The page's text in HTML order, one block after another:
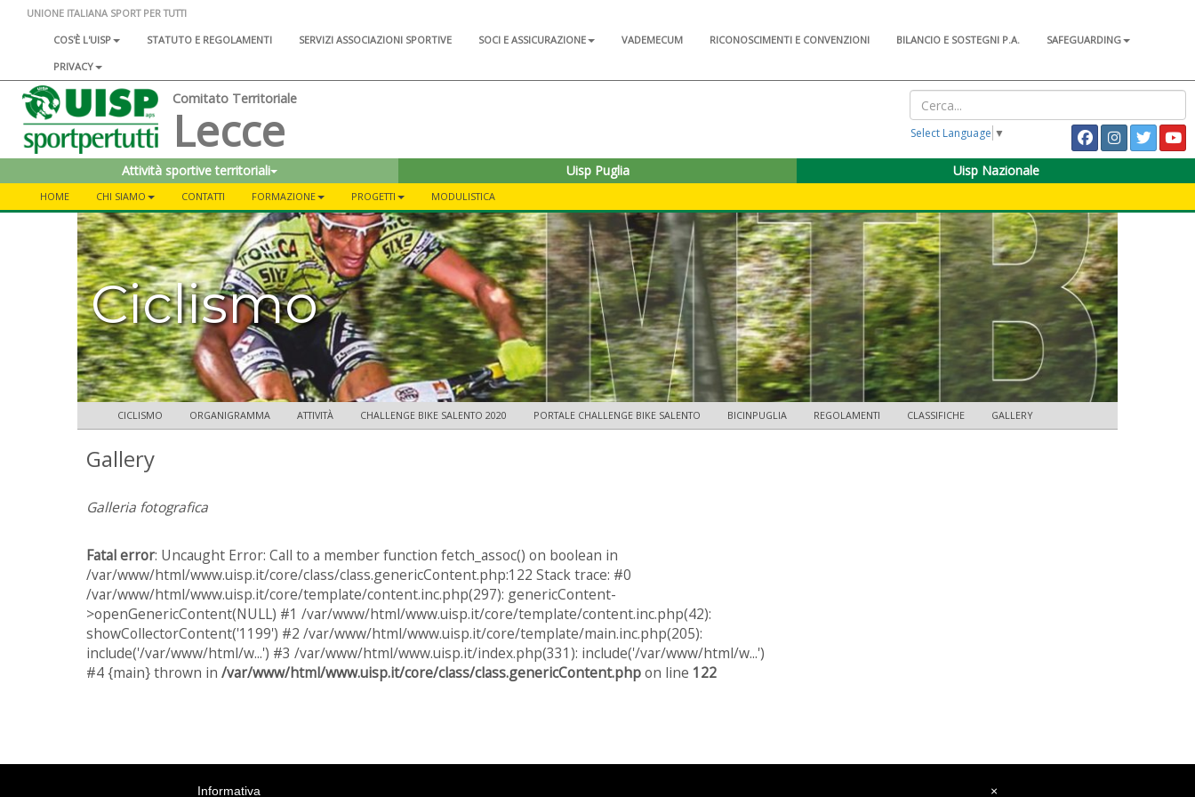
UNIONE ITALIANA SPORT PER TUTTI
COS'È L'UISP
STATUTO E REGOLAMENTI SERVIZI ASSOCIAZIONI SPORTIVE SOCI E ASSICURAZIONE VADEMECUM RICONOSCIMENTI E CONVENZIONI BILANCIO E SOSTEGNI P.A.
SAFEGUARDING
PRIVACY
Comitato Territoriale
Lecce Select Language ▼
Attività sportive territoriali Uisp Puglia Uisp Nazionale
HOME CHI SIAMO CONTATTI FORMAZIONE PROGETTI MODULISTICA
Ciclismo
CICLISMO ORGANIGRAMMA ATTIVITÀ CHALLENGE BIKE SALENTO 2020 PORTALE CHALLENGE BIKE SALENTO BICINPUGLIA REGOLAMENTI CLASSIFICHE GALLERY
Gallery
Galleria fotografica
Fatal error: Uncaught Error: Call to a member function fetch_assoc() on boolean in
/var/www/html/www.uisp.it/core/class/class.genericContent.php:122 Stack trace: #0
/var/www/html/www.uisp.it/core/template/content.inc.php(297): genericContent-
>openGenericContent(NULL) #1 /var/www/html/www.uisp.it/core/template/content.inc.php(42):
showCollectorContent('1199') #2 /var/www/html/www.uisp.it/core/template/main.inc.php(205):
include('/var/www/html/w...') #3 /var/www/html/www.uisp.it/index.php(331): include('/var/www/html/w...')
#4 {main} thrown in /var/www/html/www.uisp.it/core/class/class.genericContent.phpon line 122
×
Informativa